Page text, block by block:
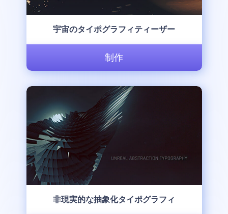
宇宙のタイポグラフィティーザー
制作
非現実的な抽象化タイポグラフィ